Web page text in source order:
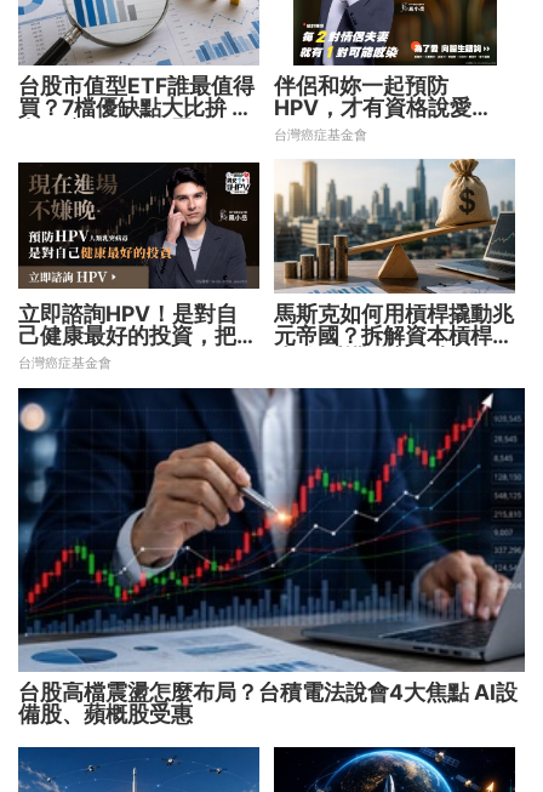
台股市值型ETF誰最值得
買？7檔優缺點大比拚 找
伴侶和妳一起預防
HPV，才有資格說愛
妳！
台灣癌症基金會
立即諮詢HPV！是對自
己健康最好的投資，把握
現在不嫌晚！
台灣癌症基金會
馬斯克如何用槓桿撬動兆
元帝國？拆解資本槓桿5
台股高檔震盪怎麼布局？台積電法說會4大焦點 AI設
備股、蘋概股受惠